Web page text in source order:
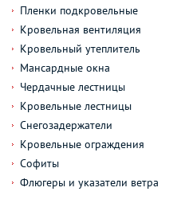
Пленки подкровельные
Кровельная вентиляция
Кровельный утеплитель
Мансардные окна
Чердачные лестницы
Кровельные лестницы
Снегозадержатели
Кровельные ограждения
Софиты
Флюгеры и указатели ветра